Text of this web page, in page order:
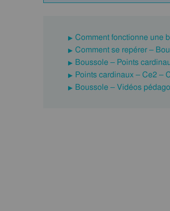
Comment fonctionne une
Comment se repérer –
Boussole – Points
Points cardinaux – Ce2 –
Boussole – Vidéos